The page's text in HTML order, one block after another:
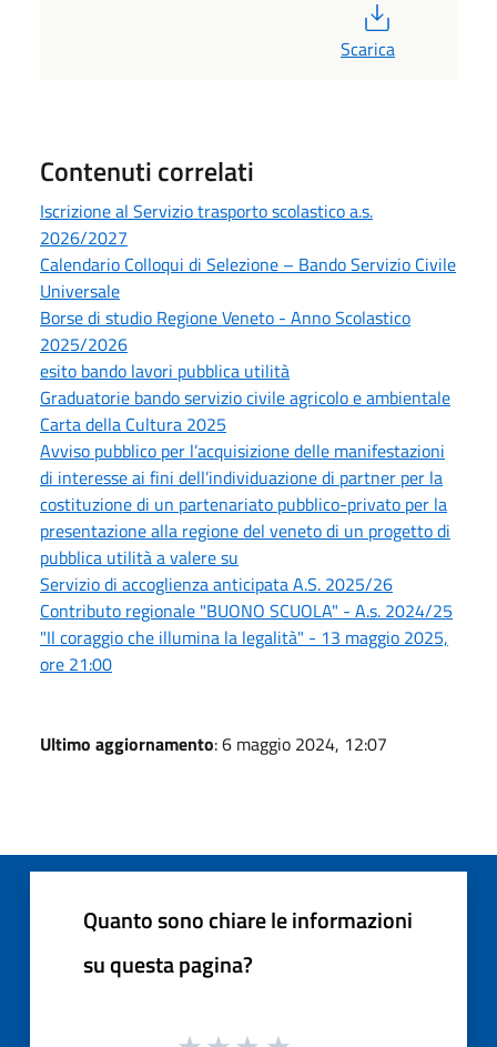
Scarica
Contenuti correlati
Iscrizione al Servizio trasporto scolastico a.s.
2026/2027
Calendario Colloqui di Selezione – Bando Servizio Civile
Universale
Borse di studio Regione Veneto - Anno Scolastico
2025/2026
esito bando lavori pubblica utilità
Graduatorie bando servizio civile agricolo e ambientale
Carta della Cultura 2025
Avviso pubblico per l’acquisizione delle manifestazioni
di interesse ai fini dell’individuazione di partner per la
costituzione di un partenariato pubblico-privato per la
presentazione alla regione del veneto di un progetto di
pubblica utilità a valere su
Servizio di accoglienza anticipata A.S. 2025/26
Contributo regionale "BUONO SCUOLA" - A.s. 2024/25
"Il coraggio che illumina la legalità" - 13 maggio 2025,
ore 21:00
Ultimo aggiornamento: 6 maggio 2024, 12:07
Quanto sono chiare le informazioni
su questa pagina?